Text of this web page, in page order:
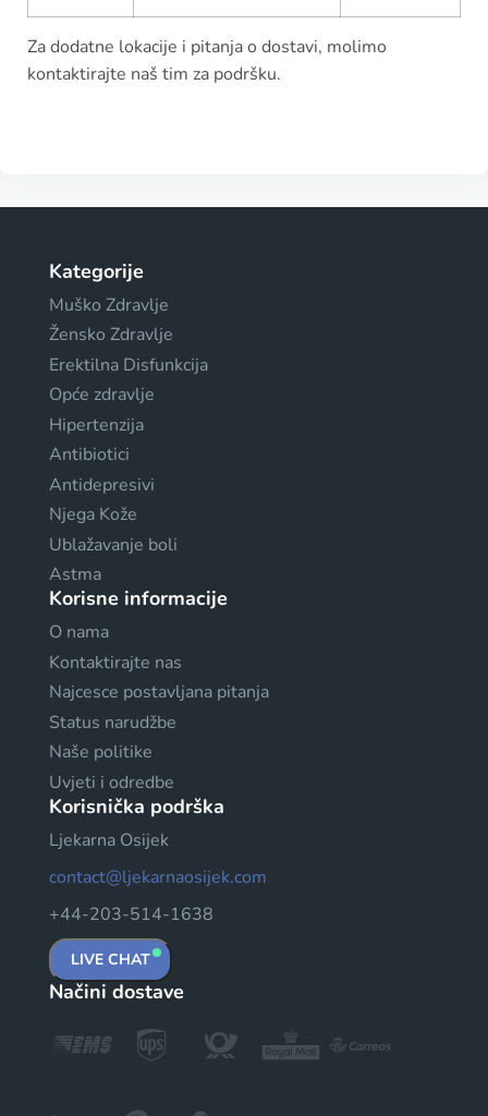
Za dodatne lokacije i pitanja o dostavi, molimo
kontaktirajte naš tim za podršku.
Kategorije
Muško Zdravlje
Žensko Zdravlje
Erektilna Disfunkcija
Opće zdravlje
Hipertenzija
Antibiotici
Antidepresivi
Njega Kože
Ublažavanje boli
Astma
Korisne informacije
O nama
Kontaktirajte nas
Najcesce postavljana pitanja
Status narudžbe
Naše politike
Uvjeti i odredbe
Korisnička podrška
Ljekarna Osijek
contact@ljekarnaosijek.com
+44-203-514-1638
LIVE CHAT
Načini dostave